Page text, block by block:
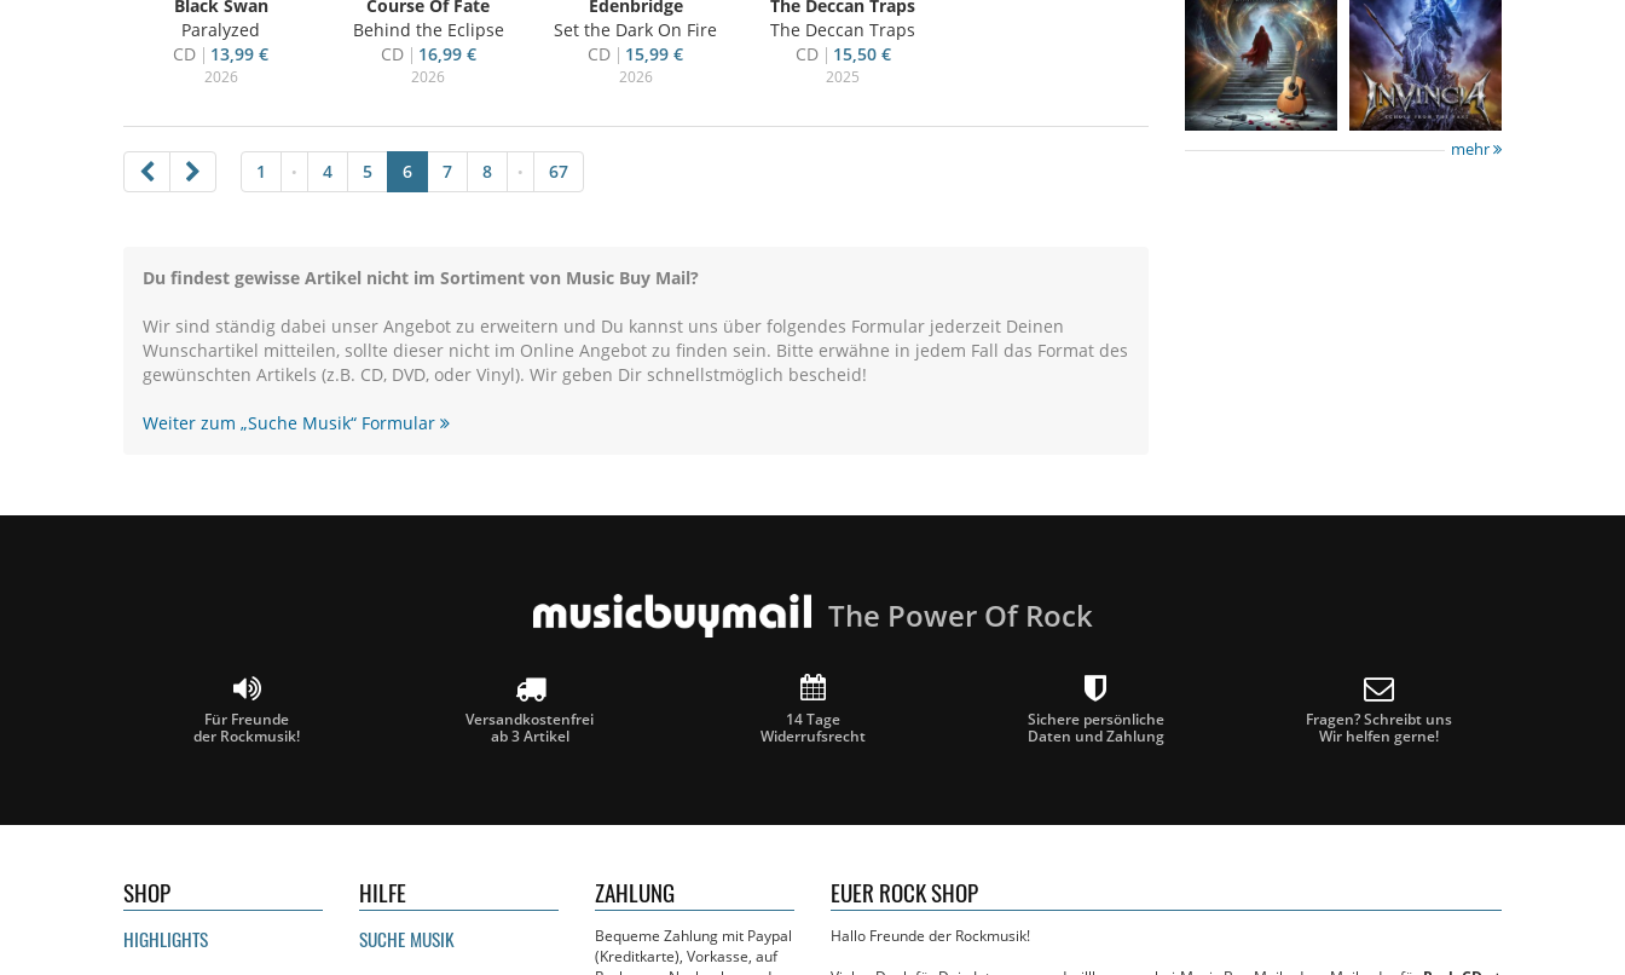
mehr
Black Swan
Paralyzed
CD
13,99 €
2026
Course Of Fate
Behind the Eclipse
CD
16,99 €
2026
Edenbridge
Set the Dark On Fire
CD
15,99 €
2026
The Deccan Traps
The Deccan Traps
CD
15,50 €
2025
1 • 4 5 6 7 8 • 67
Du findest gewisse Artikel nicht im Sortiment von Music Buy Mail?
Wir sind ständig dabei unser Angebot zu erweitern und Du kannst uns über folgendes Formular jederzeit Deinen
Wunschartikel mitteilen, sollte dieser nicht im Online Angebot zu finden sein. Bitte erwähne in jedem Fall das Format des
gewünschten Artikels (z.B. CD, DVD, oder Vinyl). Wir geben Dir schnellstmöglich bescheid!
Weiter zum „Suche Musik“ Formular
The Power Of Rock
Für Freunde
der Rockmusik!
Versandkostenfrei
ab 3 Artikel
14 Tage
Widerrufsrecht
Sichere persönliche
Daten und Zahlung
Fragen? Schreibt uns
Wir helfen gerne!
SHOP
HIGHLIGHTS
HILFE
SUCHE MUSIK
ZAHLUNG
Bequeme Zahlung mit Paypal
(Kreditkarte), Vorkasse, auf
EUER ROCK SHOP
Hallo Freunde der Rockmusik!